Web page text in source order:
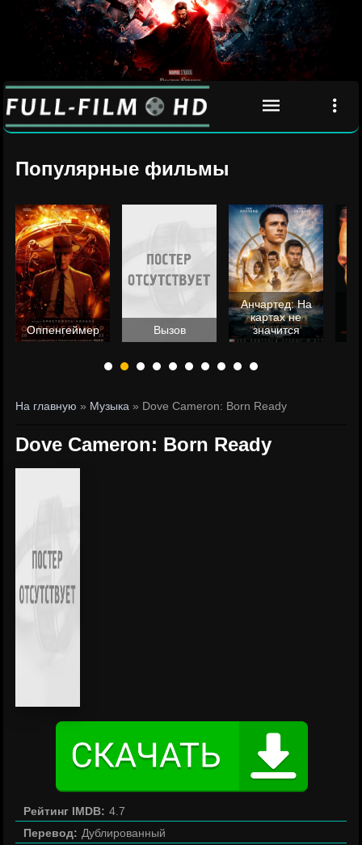
Популярные фильмы
Оппенгеймер Вызов
Анчартед: На
картах не
значится
На главную » Музыка » Dove Cameron: Born Ready
Dove Cameron: Born Ready
Рейтинг IMDB: 4.7
Перевод: Дублированный